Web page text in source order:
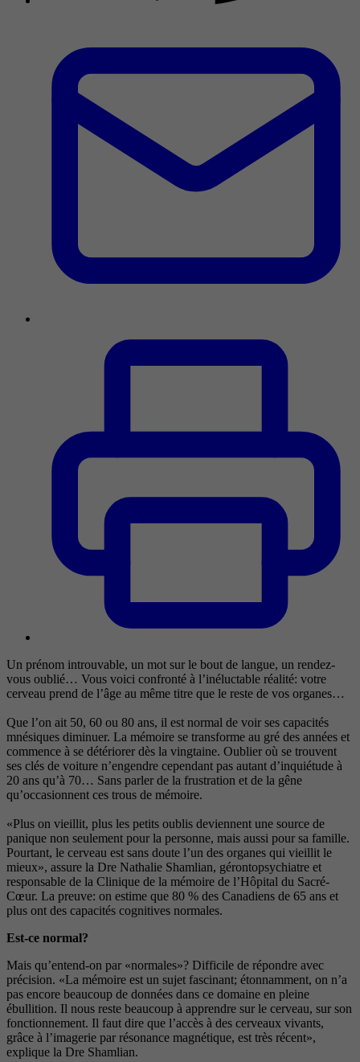
Un prénom introuvable, un mot sur le bout de langue, un rendez-
vous oublié… Vous voici confronté à l’inéluctable réalité: votre
cerveau prend de l’âge au même titre que le reste de vos organes…
Que l’on ait 50, 60 ou 80 ans, il est normal de voir ses capacités
mnésiques diminuer. La mémoire se transforme au gré des années et
commence à se détériorer dès la vingtaine. Oublier où se trouvent
ses clés de voiture n’engendre cependant pas autant d’inquiétude à
20 ans qu’à 70… Sans parler de la frustration et de la gêne
qu’occasionnent ces trous de mémoire.
«Plus on vieillit, plus les petits oublis deviennent une source de
panique non seulement pour la personne, mais aussi pour sa famille.
Pourtant, le cerveau est sans doute l’un des organes qui vieillit le
mieux», assure la Dre Nathalie Shamlian, gérontopsychiatre et
responsable de la Clinique de la mémoire de l’Hôpital du Sacré-
Cœur. La preuve: on estime que 80 % des Canadiens de 65 ans et
plus ont des capacités cognitives normales.
Est-ce normal?
Mais qu’entend-on par «normales»? Difficile de répondre avec
précision. «La mémoire est un sujet fascinant; étonnamment, on n’a
pas encore beaucoup de données dans ce domaine en pleine
ébullition. Il nous reste beaucoup à apprendre sur le cerveau, sur son
fonctionnement. Il faut dire que l’accès à des cerveaux vivants,
grâce à l’imagerie par résonance magnétique, est très récent»,
explique la Dre Shamlian.